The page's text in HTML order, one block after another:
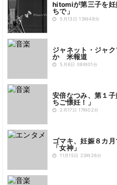
hitomiが第三子を妊
ちで」
5月13日 13時48分
ジャネット・ジャ
か 米報道
5月6日 08時01分
安倍なつみ、第１
ちご懐妊！」
2月17日 17時02分
ゴマキ、妊娠８カ
「女神」
11月15日 23時26分